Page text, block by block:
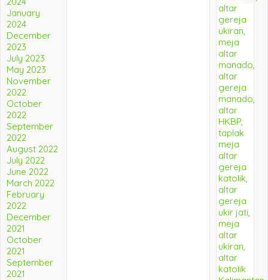
January
2024
December
2023
July 2023
May 2023
November
2022
October
2022
September
2022
August 2022
July 2022
June 2022
March 2022
February
2022
December
2021
October
2021
September
2021